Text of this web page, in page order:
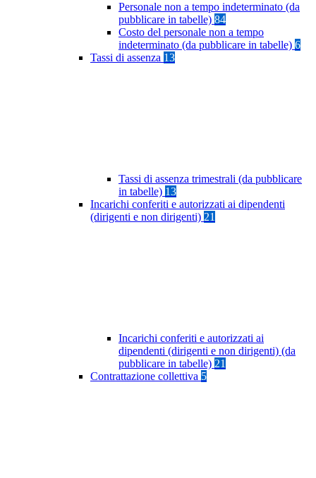
Personale non a tempo indeterminato (da
pubblicare in tabelle) 84
Costo del personale non a tempo
indeterminato (da pubblicare in tabelle) 6
Tassi di assenza 13
Tassi di assenza trimestrali (da pubblicare
in tabelle) 13
Incarichi conferiti e autorizzati ai dipendenti
(dirigenti e non dirigenti) 21
Incarichi conferiti e autorizzati ai
dipendenti (dirigenti e non dirigenti) (da
pubblicare in tabelle) 21
Contrattazione collettiva 5